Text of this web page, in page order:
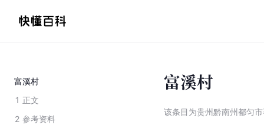
富溪村
1 正文
2 参考资料
富溪村
该条目为贵州黔南州都匀